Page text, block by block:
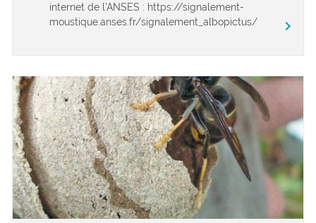
internet de l’ANSES : https://signalement-
moustique.anses.fr/signalement_albopictus/
chevron_right